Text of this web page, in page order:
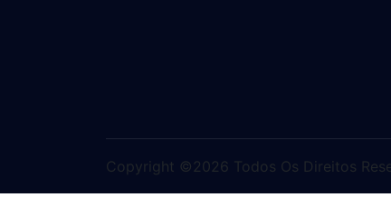
Copyright ©2026 Todos Os Direitos